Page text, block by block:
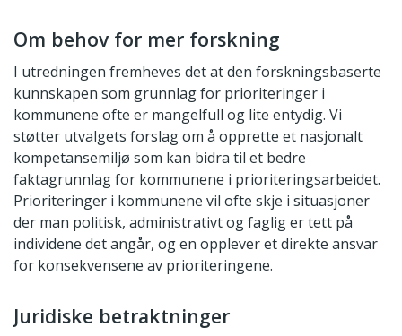
Om behov for mer forskning
I utredningen fremheves det at den forskningsbaserte
kunnskapen som grunnlag for prioriteringer i
kommunene ofte er mangelfull og lite entydig. Vi
støtter utvalgets forslag om å opprette et nasjonalt
kompetansemiljø som kan bidra til et bedre
faktagrunnlag for kommunene i prioriteringsarbeidet.
Prioriteringer i kommunene vil ofte skje i situasjoner
der man politisk, administrativt og faglig er tett på
individene det angår, og en opplever et direkte ansvar
for konsekvensene av prioriteringene.
Juridiske betraktninger